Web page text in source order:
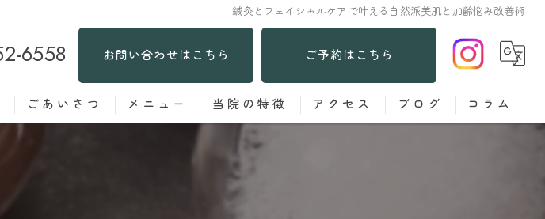
鍼灸とフェイシャルケアで叶える自然派美肌と加齢悩み改善術
6558 お問い合わせはこちら ご予約はこちら
ごあいさつ メニュー 当院の特徴
あてる鍼
お灸
アクセス ブログ コラム